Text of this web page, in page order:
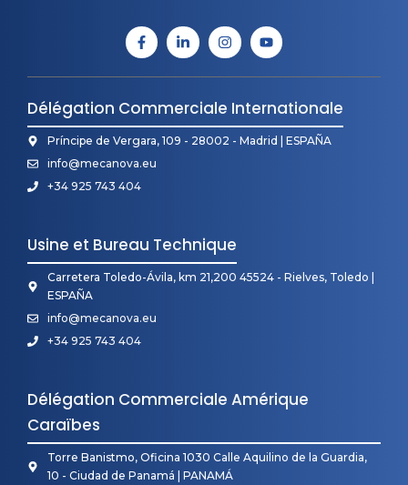
Délégation Commerciale Internationale
Príncipe de Vergara, 109 - 28002 - Madrid | ESPAÑA
info@mecanova.eu
+34 925 743 404
Usine et Bureau Technique
Carretera Toledo-Ávila, km 21,200 45524 - Rielves, Toledo |
ESPAÑA
info@mecanova.eu
+34 925 743 404
Délégation Commerciale Amérique
Caraïbes
Torre Banistmo, Oficina 1030 Calle Aquilino de la Guardia,
10 - Ciudad de Panamá | PANAMÁ